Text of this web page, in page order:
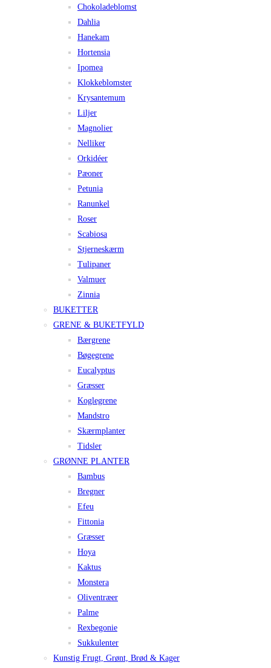
Chokoladeblomst
Dahlia
Hanekam
Hortensia
Ipomea
Klokkeblomster
Krysantemum
Liljer
Magnolier
Nelliker
Orkidéer
Pæoner
Petunia
Ranunkel
Roser
Scabiosa
Stjerneskærm
Tulipaner
Valmuer
Zinnia
BUKETTER
GRENE & BUKETFYLD
Bærgrene
Bøgegrene
Eucalyptus
Græsser
Koglegrene
Mandstro
Skærmplanter
Tidsler
GRØNNE PLANTER
Bambus
Bregner
Efeu
Fittonia
Græsser
Hoya
Kaktus
Monstera
Oliventræer
Palme
Rexbegonie
Sukkulenter
Kunstig Frugt, Grønt, Brød & Kager